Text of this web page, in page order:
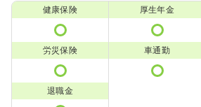
健康保険 厚生年金
労災保険 車通勤
退職金